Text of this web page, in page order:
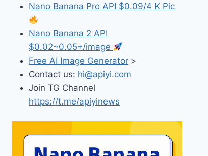
Nano Banana Pro API $0.09/4 K Pic
Nano Banana 2 API
$0.02~0.05+/image
Free AI Image Generator >
Contact us: hi@apiyi.com
Join TG Channel
https://t.me/apiyinews